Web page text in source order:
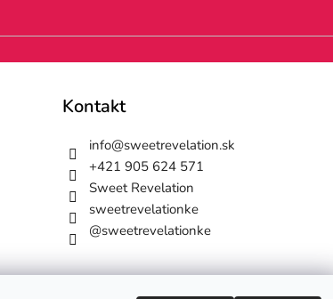
Kontakt
info@sweetrevelation.sk
+421 905 624 571
Sweet Revelation
sweetrevelationke
@sweetrevelationke